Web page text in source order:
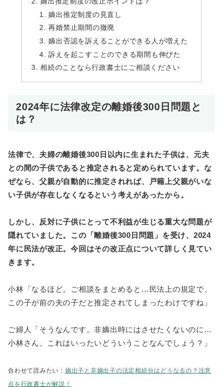
嫡出推定制度の見直し
再婚禁止期間の撤廃
嫡出否認を訴えることができる人が増えた
訴えを起こすことのできる期間も伸びた
相続のことなら行政書士にご相談ください
2024年に法律改定の離婚後300日問題と
は？
法律で、夫婦の離婚後300日以内に生まれた子供は、元夫
との間の子供であると推定されると定められています。な
ぜなら、父親が自動的に推定されれば、戸籍上父親がいな
い子供が存在しなくなるという考えがあったから。
しかし、反対に子供にとって不利益が生じる重大な問題が
隠れていました。この「離婚後300日問題」を受け、2024
年に民法が改正。今回はその改正点について詳しく見てい
きます。
小林「なるほど。ご相談をまとめると…民法上の規定で、
この子が前の夫の子だと推定されてしまったわけですね」
ご婦人「そうなんです。非嫡出時にはさせたくないのに…
小林さん、これはいったいどういうことなんでしょう？」
合わせて読みたい： 嫡出子と非嫡出子の法定相続分はどうなるの？注意
点を行政書士が解説！